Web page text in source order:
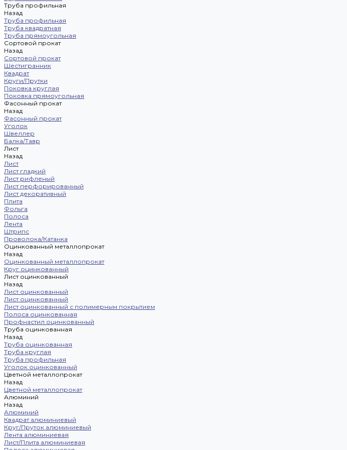
Труба профильная
Назад
Труба профильная
Труба квадратная
Труба прямоугольная
Сортовой прокат
Назад
Сортовой прокат
Шестигранник
Квадрат
Круги/Прутки
Поковка круглая
Поковка прямоугольная
Фасонный прокат
Назад
Фасонный прокат
Уголок
Швеллер
Балка/Тавр
Лист
Назад
Лист
Лист гладкий
Лист рифленый
Лист перфорированный
Лист декоративный
Плита
Фольга
Полоса
Лента
Штрипс
Проволока/Катанка
Оцинкованный металлопрокат
Назад
Оцинкованный металлопрокат
Круг оцинкованный
Лист оцинкованный
Назад
Лист оцинкованный
Лист оцинкованный
Лист оцинкованный с полимерным покрытием
Полоса оцинкованная
Профнастил оцинкованный
Труба оцинкованная
Назад
Труба оцинкованная
Труба круглая
Труба профильная
Уголок оцинкованный
Цветной металлопрокат
Назад
Цветной металлопрокат
Алюминий
Назад
Алюминий
Квадрат алюминиевый
Круг/Пруток алюминиевый
Лента алюминиевая
Лист/Плита алюминиевая